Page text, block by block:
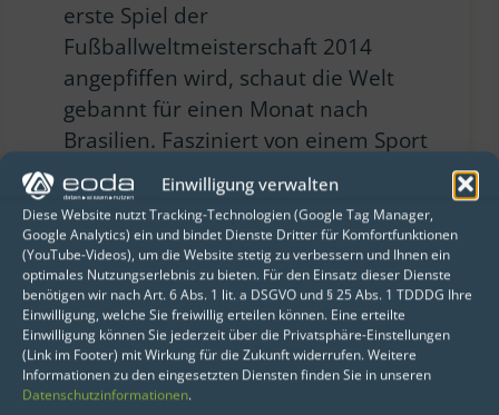
Einwilligung verwalten
Diese Website nutzt Tracking-Technologien (Google Tag Manager,
Google Analytics) ein und bindet Dienste Dritter für Komfortfunktionen
(YouTube-Videos), um die Website stetig zu verbessern und Ihnen ein
optimales Nutzungserlebnis zu bieten. Für den Einsatz dieser Dienste
benötigen wir nach Art. 6 Abs. 1 lit. a DSGVO und § 25 Abs. 1 TDDDG Ihre
Einwilligung, welche Sie freiwillig erteilen können. Eine erteilte
Einwilligung können Sie jederzeit über die Privatsphäre-Einstellungen
(Link im Footer) mit Wirkung für die Zukunft widerrufen. Weitere
Informationen zu den eingesetzten Diensten finden Sie in unseren
Datenschutzinformationen.
erste Spiel der
Fußballweltmeisterschaft 2014
angepfiffen wird, schaut die Welt
gebannt für einen Monat nach
Brasilien. Fasziniert von einem Sport
der trotz seiner…